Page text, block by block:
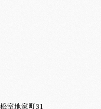
室地家町31